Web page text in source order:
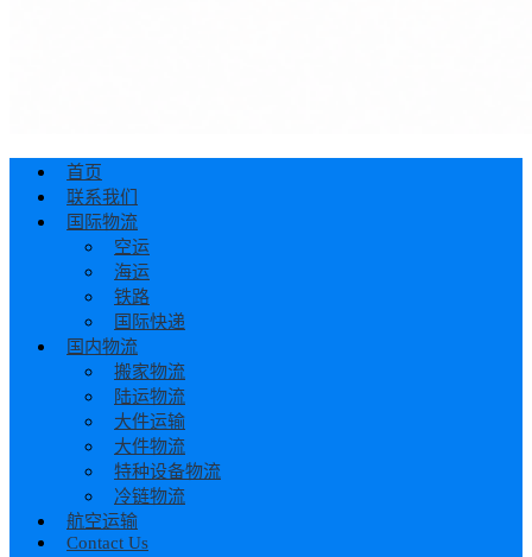
首页
联系我们
国际物流
空运
海运
铁路
国际快递
国内物流
搬家物流
陆运物流
大件运输
大件物流
特种设备物流
冷链物流
航空运输
Contact Us